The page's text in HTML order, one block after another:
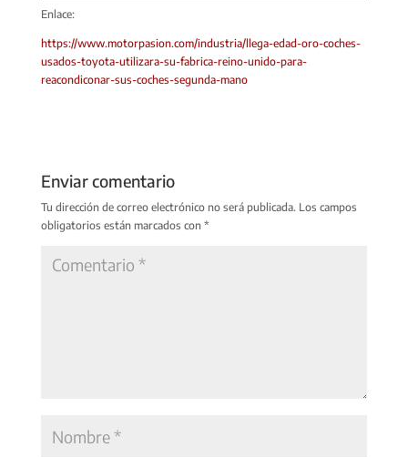
Enlace:
https://www.motorpasion.com/industria/llega-edad-oro-coches-
usados-toyota-utilizara-su-fabrica-reino-unido-para-
reacondiconar-sus-coches-segunda-mano
Enviar comentario
Tu dirección de correo electrónico no será publicada. Los campos
obligatorios están marcados con *